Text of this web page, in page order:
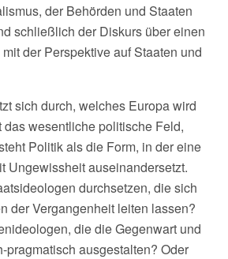
der Behörden und Staaten
schließlich der Diskurs über einen
der Perspektive auf Staaten und
sich durch, welches Europa wird
wesentliche politische Feld,
Politik als die Form, in der eine
Ungewissheit auseinandersetzt.
durchsetzen, die sich
der Vergangenheit leiten lassen?
die die Gegenwart und
pragmatisch ausgestalten? Oder